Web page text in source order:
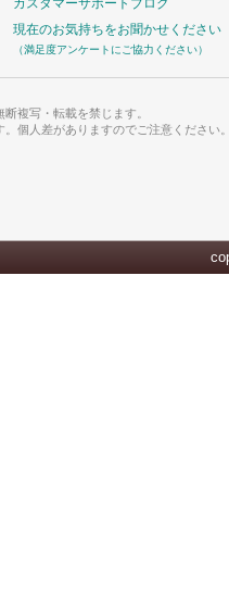
カスタマーサポートブログ
現在のお気持ちをお聞かせください
（満足度アンケートにご協力ください）
複写・転載を禁じます。
個人差がありますのでご注意ください